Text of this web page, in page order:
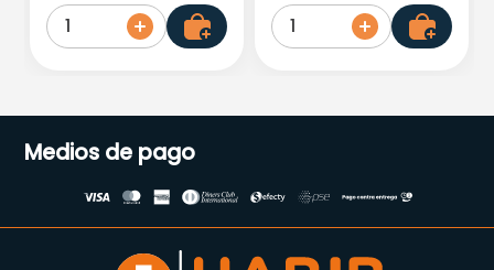
1 1
Medios de pago